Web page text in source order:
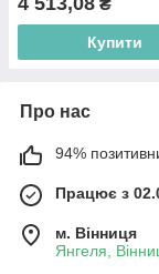
₴
Купити
Про нас
94%
Працює з
м. Вінниця
Янгеля,